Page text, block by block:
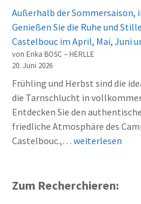
b
o
u
c
.
n
i
m
i
e
t
s
e
s
v
Außerhalb der Sommersaison,
Genießen Sie die Ruhe und
Castelbouc im April, Mai, Juni
von Erika BOSC – HERLLE
20. Juni 2026
Frühling und Herbst sind die
die Tarnschlucht in
Entdecken Sie den
friedliche Atmosphäre des
Castelbouc.,… H
s
weiterlesen
Zum Recherchieren: